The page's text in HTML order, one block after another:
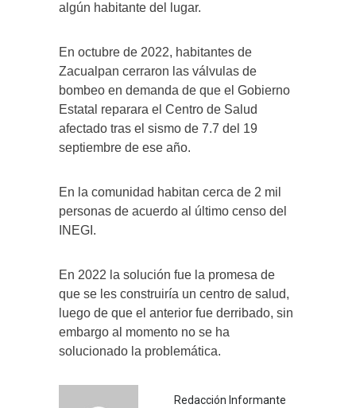
algún habitante del lugar.
En octubre de 2022, habitantes de
Zacualpan cerraron las válvulas de
bombeo en demanda de que el Gobierno
Estatal reparara el Centro de Salud
afectado tras el sismo de 7.7 del 19
septiembre de ese año.
En la comunidad habitan cerca de 2 mil
personas de acuerdo al último censo del
INEGI.
En 2022 la solución fue la promesa de
que se les construiría un centro de salud,
luego de que el anterior fue derribado, sin
embargo al momento no se ha
solucionado la problemática.
Redacción Informante